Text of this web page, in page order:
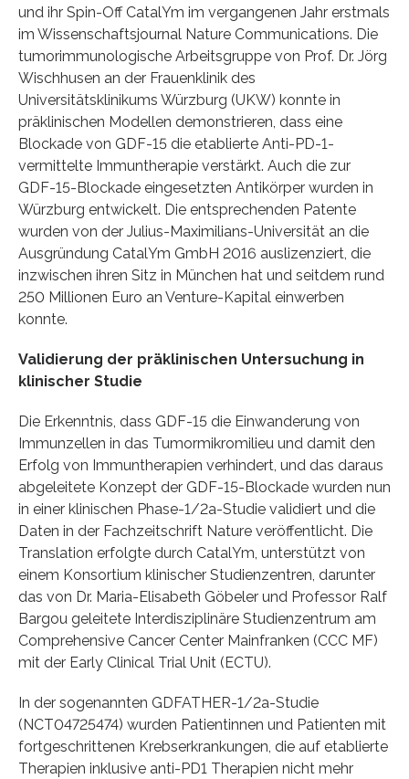
und ihr Spin-Off CatalYm im vergangenen Jahr erstmals
im Wissenschaftsjournal Nature Communications. Die
tumorimmunologische Arbeitsgruppe von Prof. Dr. Jörg
Wischhusen an der Frauenklinik des
Universitätsklinikums Würzburg (UKW) konnte in
präklinischen Modellen demonstrieren, dass eine
Blockade von GDF-15 die etablierte Anti-PD-1-
vermittelte Immuntherapie verstärkt. Auch die zur
GDF-15-Blockade eingesetzten Antikörper wurden in
Würzburg entwickelt. Die entsprechenden Patente
wurden von der Julius-Maximilians-Universität an die
Ausgründung CatalYm GmbH 2016 auslizenziert, die
inzwischen ihren Sitz in München hat und seitdem rund
250 Millionen Euro an Venture-Kapital einwerben
konnte.
Validierung der präklinischen Untersuchung in
klinischer Studie
Die Erkenntnis, dass GDF-15 die Einwanderung von
Immunzellen in das Tumormikromilieu und damit den
Erfolg von Immuntherapien verhindert, und das daraus
abgeleitete Konzept der GDF-15-Blockade wurden nun
in einer klinischen Phase-1/2a-Studie validiert und die
Daten in der Fachzeitschrift Nature veröffentlicht. Die
Translation erfolgte durch CatalYm, unterstützt von
einem Konsortium klinischer Studienzentren, darunter
das von Dr. Maria-Elisabeth Göbeler und Professor Ralf
Bargou geleitete Interdisziplinäre Studienzentrum am
Comprehensive Cancer Center Mainfranken (CCC MF)
mit der Early Clinical Trial Unit (ECTU).
In der sogenannten GDFATHER-1/2a-Studie
(NCT04725474) wurden Patientinnen und Patienten mit
fortgeschrittenen Krebserkrankungen, die auf etablierte
Therapien inklusive anti-PD1 Therapien nicht mehr